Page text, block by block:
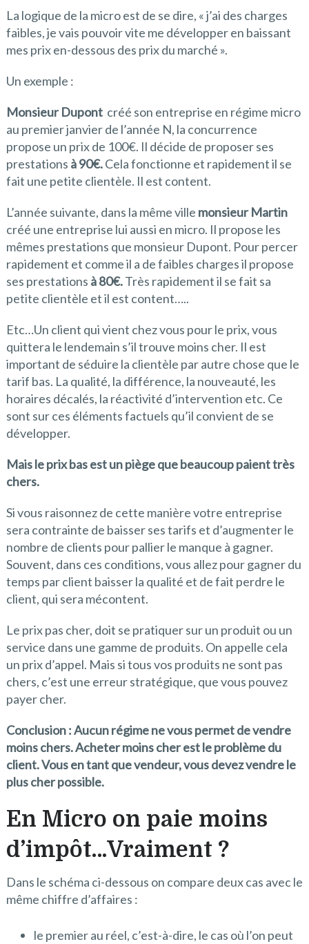
La logique de la micro est de se dire, « j’ai des charges
faibles, je vais pouvoir vite me développer en baissant
mes prix en-dessous des prix du marché ».
Un exemple :
Monsieur Dupontcréé son entreprise en régime micro
au premier janvier de l’année N, la concurrence
propose un prix de 100€. Il décide de proposer ses
prestations à 90€.Cela fonctionne et rapidement il se
fait une petite clientèle. Il est content.
L’année suivante, dans la même ville monsieur Martin
créé une entreprise lui aussi en micro. Il propose les
mêmes prestations que monsieur Dupont. Pour percer
rapidement et comme il a de faibles charges il propose
ses prestations à 80€.Très rapidement il se fait sa
petite clientèle et il est content…..
Etc…Un client qui vient chez vous pour le prix, vous
quittera le lendemain s’il trouve moins cher. Il est
important de séduire la clientèle par autre chose que le
tarif bas. La qualité, la différence, la nouveauté, les
horaires décalés, la réactivité d’intervention etc. Ce
sont sur ces éléments factuels qu’il convient de se
développer.
Mais le prix bas est un piège que beaucoup paient très
chers.
Si vous raisonnez de cette manière votre entreprise
sera contrainte de baisser ses tarifs et d’augmenter le
nombre de clients pour pallier le manque à gagner.
Souvent, dans ces conditions, vous allez pour gagner du
temps par client baisser la qualité et de fait perdre le
client, qui sera mécontent.
Le prix pas cher, doit se pratiquer sur un produit ou un
service dans une gamme de produits. On appelle cela
un prix d’appel. Mais si tous vos produits ne sont pas
chers, c’est une erreur stratégique, que vous pouvez
payer cher.
Conclusion : Aucun régime ne vous permet de vendre
moins chers. Acheter moins cher est le problème du
client. Vous en tant que vendeur, vous devez vendre le
plus cher possible.
En Micro on paie moins
d’impôt…Vraiment ?
Dans le schéma ci-dessous on compare deux cas avec le
même chiffre d’affaires :
le premier au réel, c’est-à-dire, le cas où l’on peut